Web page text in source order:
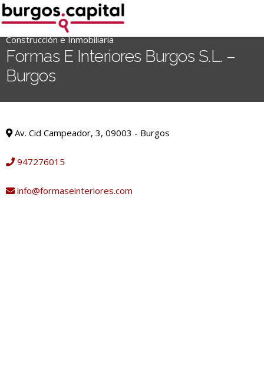
Ir
al
contenido
__('Search
.
Construcción e Inmobiliaria
Formas E Interiores Burgos S.L. –
Burgos
Av. Cid Campeador, 3, 09003 - Burgos
947276015
info@formaseinteriores.com